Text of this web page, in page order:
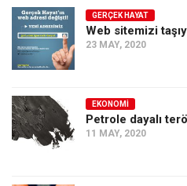
GERÇEK HAYAT
Web sitemizi
23 MAY, 2020
EKONOMI
Petrole dayalı
11 MAY, 2020